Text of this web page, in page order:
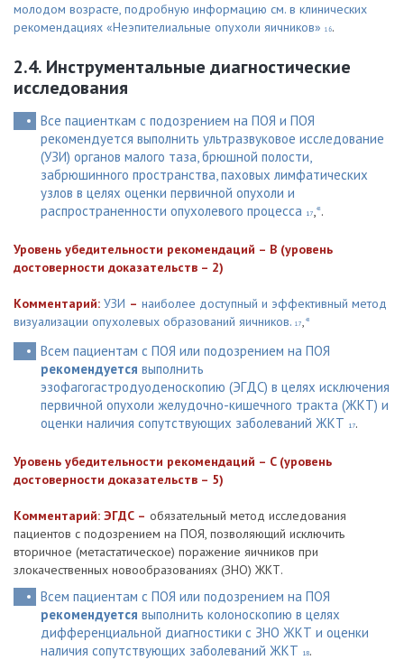
молодом возрасте, подробную информацию см. в клинических
рекомендациях «Неэпителиальные опухоли яичников» 16.
2.4. Инструментальные диагностические
исследования
Все пациенткам с подозрением на ПОЯ и ПОЯ
рекомендуется выполнить ультразвуковое исследование
(УЗИ) органов малого таза, брюшной полости,
забрюшинного пространства, паховых лимфатических
узлов в целях оценки первичной опухоли и
распространенности опухолевого процесса 17,48.
Уровень убедительности рекомендаций – B (уровень
достоверности доказательств – 2)
Комментарий: УЗИ – наиболее доступный и эффективный метод
визуализации опухолевых образований яичников. 17, 48
Всем пациентам с ПОЯ или подозрением на ПОЯ
рекомендуется выполнить
эзофагогастродуоденоскопию (ЭГДС) в целях исключения
первичной опухоли желудочно-кишечного тракта (ЖКТ) и
оценки наличия сопутствующих заболеваний ЖКТ 17.
Уровень убедительности рекомендаций – C (уровень
достоверности доказательств – 5)
Комментарий: ЭГДС – обязательный метод исследования
пациентов с подозрением на ПОЯ, позволяющий исключить
вторичное (метастатическое) поражение яичников при
злокачественных новообразованиях (ЗНО) ЖКТ.
Всем пациентам с ПОЯ или подозрением на ПОЯ
рекомендуется выполнить колоноскопию в целях
дифференциальной диагностики с ЗНО ЖКТ и оценки
наличия сопутствующих заболеваний ЖКТ 18.